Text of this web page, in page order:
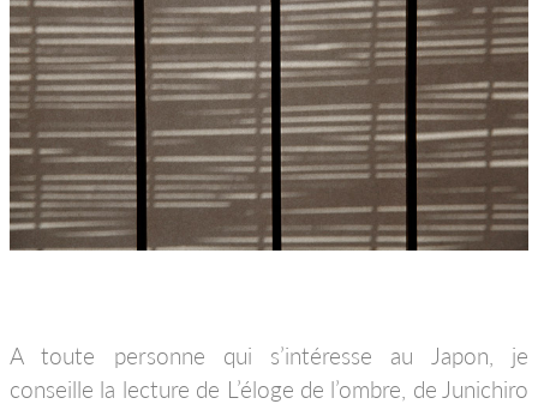
A toute personne qui s’intéresse au Japon, je
conseille la lecture de L’éloge de l’ombre, de Junichiro